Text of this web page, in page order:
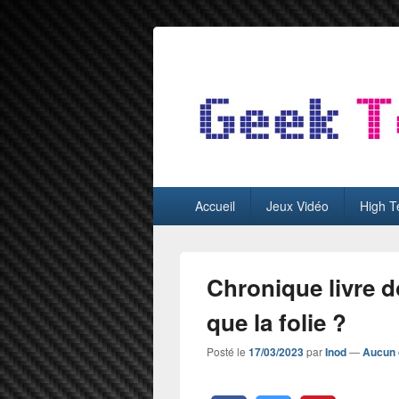
GeekTest
principalAccueil Jeux Vidéo High
Chronique livre
que la folie ?
Posté le 17/03/2023parInod—Aucun